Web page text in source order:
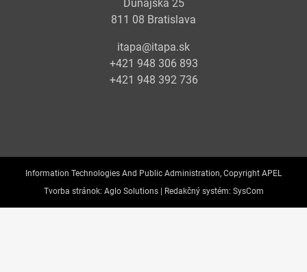
Dunajská 25
811 08 Bratislava
itapa@itapa.sk
+421 948 306 893
+421 948 392 736
Information Technologies And Public Administration, Copyright APEL
Tvorba stránok: Aglo Solutions | Redakčný systém: SysCom